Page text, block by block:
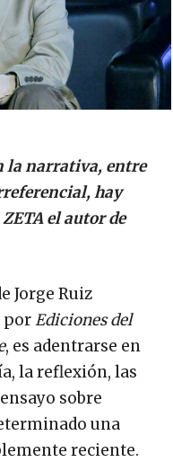
la narrativa, entre
hay
el autor de
Jorge Ruiz
porEdiciones del
, es adentrarse en
la reflexión, las
sobre
una
reciente.